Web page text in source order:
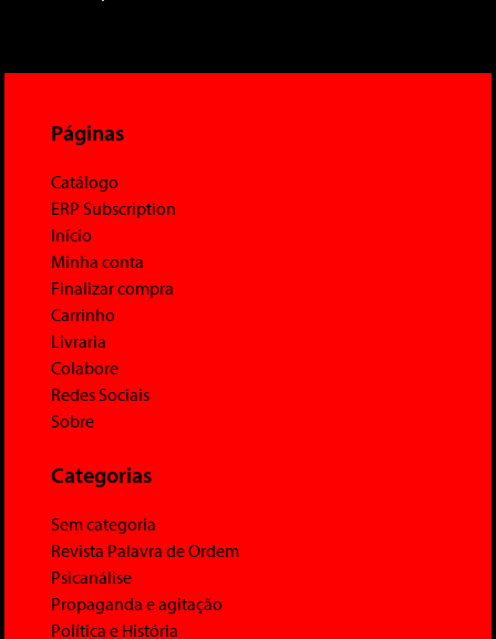
Páginas
Catálogo
ERP Subscription
Início
Minha conta
Finalizar compra
Carrinho
Livraria
Colabore
Redes Sociais
Sobre
Categorias
Sem categoria
Revista Palavra de Ordem
Psicanálise
Propaganda e agitação
Política e História